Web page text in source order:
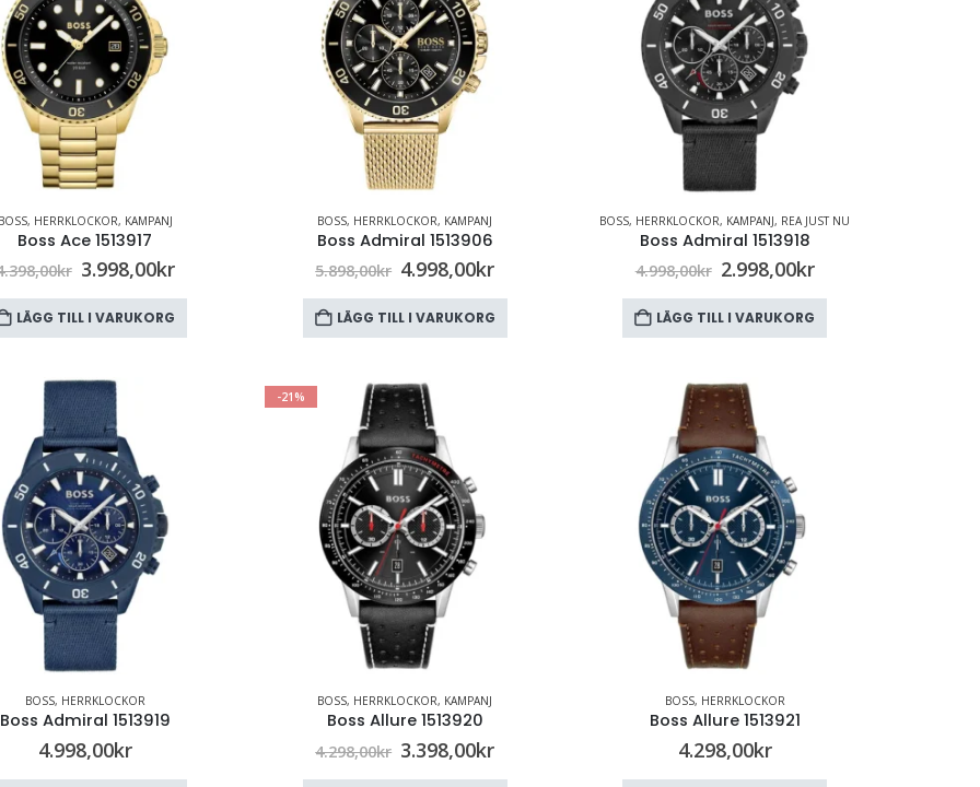
, HERRKLOCKOR, KAMPANJ
Boss Ace 1513917
kr 3.998,00kr
LÄGG TILL I VARUKORG
BOSS, HERRKLOCKOR, KAMPANJ
Boss Admiral 1513906
5.898,00kr 4.998,00kr
LÄGG TILL I VARUKORG
BOSS, HERRKLOCKOR, KAMPANJ, REA JUST NU
Boss Admiral 1513918
4.998,00kr 2.998,00kr
LÄGG TILL I VARUKORG
BOSS, HERRKLOCKOR
Boss Admiral 1513919
4.998,00kr
-21%
BOSS, HERRKLOCKOR, KAMPANJ
Boss Allure 1513920
4.298,00kr 3.398,00kr
BOSS, HERRKLOCKOR
Boss Allure 1513921
4.298,00kr